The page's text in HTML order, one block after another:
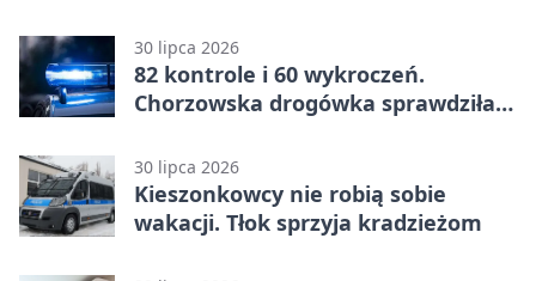
30 lipca 2026
82 kontrole i 60 wykroczeń.
Chorzowska drogówka sprawdziła
30 lipca 2026
Kieszonkowcy nie robią sobie
wakacji. Tłok sprzyja kradzieżom